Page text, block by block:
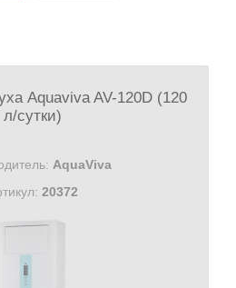
Aquaviva AV-120D (120
л/сутки)
AquaViva
20372